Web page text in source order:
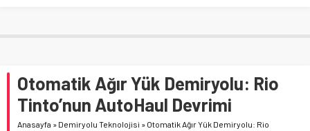
Otomatik Ağır Yük Demiryolu: Rio
Tinto’nun AutoHaul Devrimi
Anasayfa » Demiryolu Teknolojisi » Otomatik Ağır Yük Demiryolu: Rio